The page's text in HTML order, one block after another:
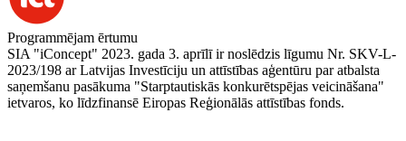
Programmējam ērtumu
SIA "iConcept" 2023. gada 3. aprīlī ir noslēdzis līgumu Nr. SKV-L-
2023/198 ar Latvijas Investīciju un attīstības aģentūru par atbalsta
saņemšanu pasākuma "Starptautiskās konkurētspējas veicināšana"
ietvaros, ko līdzfinansē Eiropas Reģionālās attīstības fonds.